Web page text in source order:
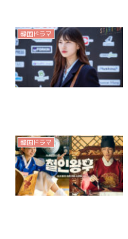
韓国ドラマ
韓国ドラマ